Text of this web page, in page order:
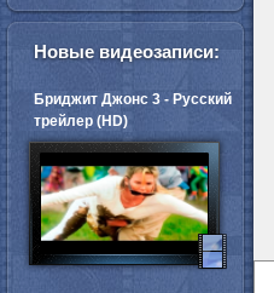
Новые видеозаписи:
Бриджит Джонс 3 - Русский
трейлер (HD)